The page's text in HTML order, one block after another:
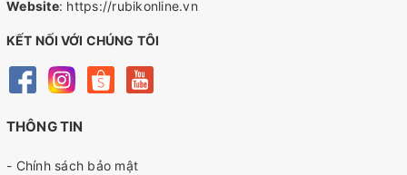
Website: https://rubikonline.vn
KẾT NỐI VỚI CHÚNG TÔI
THÔNG TIN
- Chính sách bảo mật